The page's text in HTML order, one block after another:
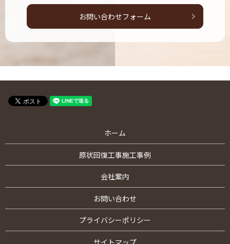
お問い合わせフォーム
ホーム
原状回復工事施工事例
会社案内
お問い合わせ
プライバシーポリシー
サイトマップ